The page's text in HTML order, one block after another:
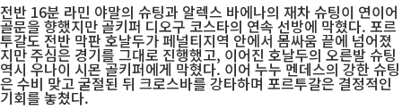
전반 16분 라민 야말의 슈팅과 알렉스 바에나의 재차 슈팅이 연이어
골문을 향했지만 골키퍼 디오구 코스타의 연속 선방에 막혔다. 포르
투갈도 전반 막판 호날두가 페널티지역 안에서 몸싸움 끝에 넘어졌
지만 주심은 경기를 그대로 진행했고, 이어진 호날두의 오른발 슈팅
역시 우나이 시몬 골키퍼에게 막혔다. 이어 누누 멘데스의 강한 슈팅
은 수비 맞고 굴절된 뒤 크로스바를 강타하며 포르투갈은 결정적인
기회를 놓쳤다.